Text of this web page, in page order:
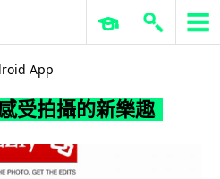
你感受拍攝的新樂趣
ERP 與商業 AI
App
受拍攝的新樂趣